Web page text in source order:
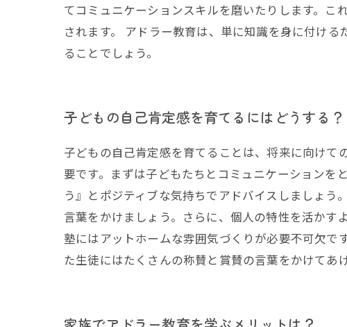
てコミュニケーションスキルを磨いたりします。
されます。 アドラー教育は、単に知識を身に付け
ることでしょう。
子どもの自己肯定感を育てるにはどうする？
子どもの自己肯定感を育てることは、将来に向け
要です。まずは子どもたちとコミュニケーションを
う』とポジティブな気持ちでアドバイスしましょ
言葉をかけましょう。さらに、個人の特性を活かす
塾にはアットホームな雰囲気づくりが必要不可欠で
た生徒にはたくさんの称賛と賞賛の言葉をかけてあ